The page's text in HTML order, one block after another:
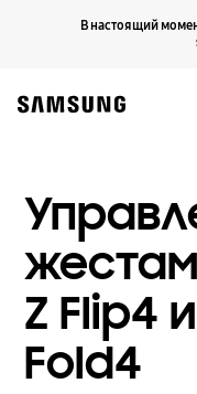
В настоящий
Z Flip4
Fold4